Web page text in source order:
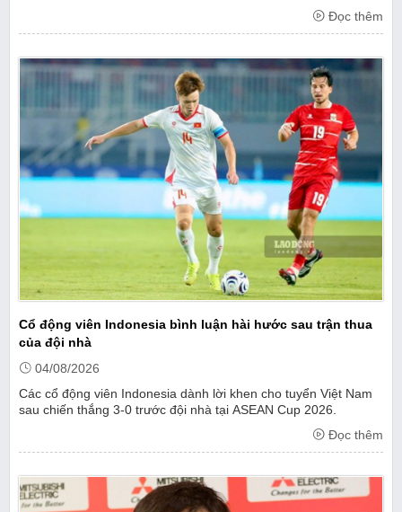
Đọc thêm
Cổ động viên Indonesia bình luận hài hước sau trận thua
của đội nhà
04/08/2026
Các cổ động viên Indonesia dành lời khen cho tuyển Việt Nam
sau chiến thắng 3-0 trước đội nhà tại ASEAN Cup 2026.
Đọc thêm